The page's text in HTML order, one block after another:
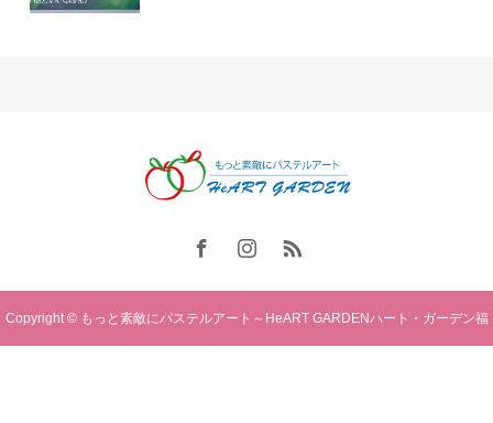
Copyright © もっと素敵にパステルアート～HeART GARDENハート・ガーデン福